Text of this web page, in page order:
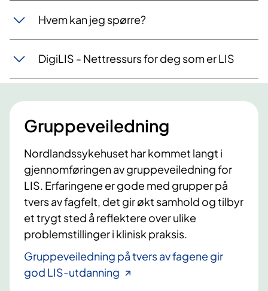
Hvem kan jeg spørre?
DigiLIS - Nettressurs for deg som er LIS
Gruppeveiledning
Nordlandssykehuset har kommet langt i
gjennomføringen av gruppeveiledning for
LIS. Erfaringene er gode med grupper på
tvers av fagfelt, det gir økt samhold og tilbyr
et trygt sted å reflektere over ulike
problemstillinger i klinisk praksis.
Gruppeveiledning på tvers av fagene gir
god LIS-utdanning